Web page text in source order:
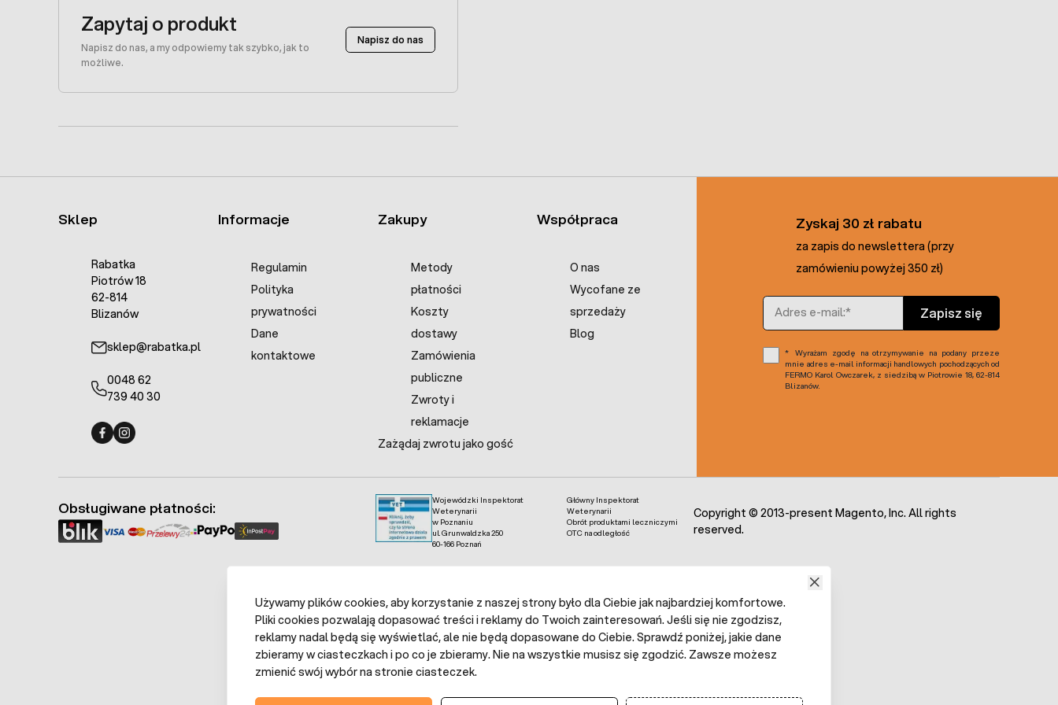
Zapytaj o produkt
Napisz do nas, a my odpowiemy tak szybko, jak to
możliwe.
Napisz do nas
Sklep
Rabatka
Piotrów 18
62-814
Blizanów
sklep@rabatka.pl
0048 62
739 40 30
Informacje
Regulamin
Polityka
prywatności
Dane
kontaktowe
Zakupy
Metody
płatności
Koszty
dostawy
Zamówienia
publiczne
Zwroty i
reklamacje
Zażądaj zwrotu jako gość
Współpraca
O nas
Wycofane ze
sprzedaży
Blog
Zyskaj 30 zł rabatu
za zapis do newslettera (przy
zamówieniu powyżej 350 zł)
Adres e-mail
Zapisz się
Wyrażam zgodę na otrzymywanie na podany przeze
mnie adres e-mail informacji handlowych pochodzących od
FERMO Karol Owczarek, z siedzibą w Piotrowie 18, 62-814
Blizanów.
Wojewódzki Inspektorat
Weterynarii
w Poznaniu
ul. Grunwaldzka 250
60-166 Poznań
Główny Inspektorat
Weterynarii
Obrót produktami leczniczymi
OTC na odległość
Obsługiwane płatności:
Copyright © 2013-present Magento, Inc. All rights
reserved.
Używamy plików cookies, aby korzystanie z naszej strony było dla Ciebie jak najbardziej komfortowe.
Pliki cookies pozwalają dopasować treści i reklamy do Twoich zainteresowań. Jeśli się nie zgodzisz,
reklamy nadal będą się wyświetlać, ale nie będą dopasowane do Ciebie. Sprawdź poniżej, jakie dane
zbieramy w ciasteczkach i po co je zbieramy. Nie na wszystkie musisz się zgodzić. Zawsze możesz
zmienić swój wybór na stronie ciasteczek.